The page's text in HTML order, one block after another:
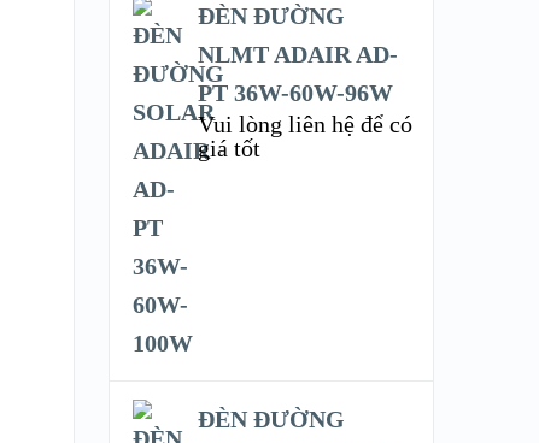
ĐÈN ĐƯỜNG
NLMT ADAIR AD-
PT 36W-60W-96W
Vui lòng liên hệ để có
giá tốt
ĐÈN ĐƯỜNG